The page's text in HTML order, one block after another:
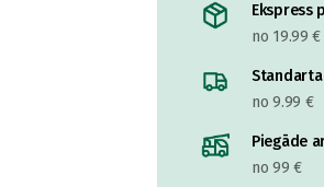
Ekspress
no 19.99 €
no 9.99 €
Piegāde
no 99 €